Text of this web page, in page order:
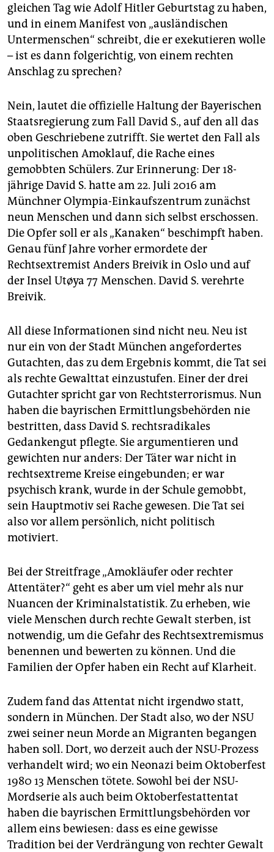
gleichen Tag wie Adolf Hitler Geburtstag zu haben,
und in einem Manifest von „ausländischen
Untermenschen“ schreibt, die er exekutieren wolle
– ist es dann folgerichtig, von einem rechten
Anschlag zu sprechen?
Nein, lautet die offizielle Haltung der Bayerischen
Staatsregierung zum Fall David S., auf den all das
oben Geschriebene zutrifft. Sie wertet den Fall als
unpolitischen Amoklauf, die Rache eines
gemobbten Schülers. Zur Erinnerung: Der 18-
jährige David S. hatte am 22. Juli 2016 am
Münchner Olympia-Einkaufszentrum zunächst
neun Menschen und dann sich selbst erschossen.
Die Opfer soll er als „Kanaken“ beschimpft haben.
Genau fünf Jahre vorher ermordete der
Rechtsextremist Anders Breivik in Oslo und auf
der Insel Utøya 77 Menschen. David S. verehrte
Breivik.
All diese Informationen sind nicht neu. Neu ist
nur ein von der Stadt München angefordertes
Gutachten, das zu dem Ergebnis kommt, die Tat sei
als rechte Gewalttat einzustufen. Einer der drei
Gutachter spricht gar von Rechtsterrorismus. Nun
haben die bayrischen Ermittlungsbehörden nie
bestritten, dass David S. rechtsradikales
Gedankengut pflegte. Sie argumentieren und
gewichten nur anders: Der Täter war nicht in
rechts­ex­treme Kreise eingebunden; er war
psychisch krank, wurde in der Schule gemobbt,
sein Hauptmotiv sei Rache gewesen. Die Tat sei
also vor allem persönlich, nicht politisch
motiviert.
Bei der Streitfrage „Amokläufer oder rechter
Attentäter?“ geht es aber um viel mehr als nur
Nuancen der Kriminalstatistik. Zu erheben, wie
viele Menschen durch rechte Gewalt sterben, ist
notwendig, um die Gefahr des Rechtsextremismus
benennen und bewerten zu können. Und die
Familien der Opfer haben ein Recht auf Klarheit.
Zudem fand das Attentat nicht irgendwo statt,
sondern in München. Der Stadt also, wo der NSU
zwei seiner neun Morde an Migranten begangen
haben soll. Dort, wo derzeit auch der NSU-Prozess
verhandelt wird; wo ein Neonazi beim Oktoberfest
1980 13 Menschen tötete. Sowohl bei der NSU-
Mordserie als auch beim Oktoberfestattentat
haben die bayrischen Ermittlungsbehörden vor
allem eins bewiesen: dass es eine gewisse
Tradition bei der Verdrängung von rechter Gewalt